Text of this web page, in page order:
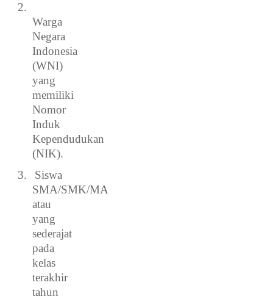
2.
Warga
Negara
Indonesia
(WNI)
yang
memiliki
Nomor
Induk
Kependudukan
(NIK).
3.
Siswa
SMA/SMK/MA
atau
yang
sederajat
pada
kelas
terakhir
tahun